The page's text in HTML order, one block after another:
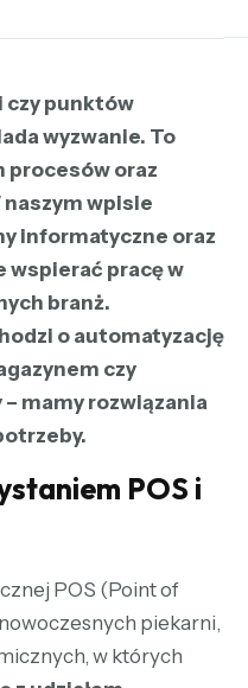
czy punktów
wyzwanie. To
procesów oraz
wpisie
informatyczne oraz
wspierać pracę w
branż.
o automatyzację
czy
mamy rozwiązania
POS i
POS (Point of
piekarni,
w których